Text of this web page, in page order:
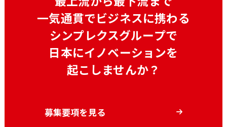
一気通貫でビジネスに携わる
シンプレクスグループで
日本にイノベーションを
起こしませんか？
募集要項を見る